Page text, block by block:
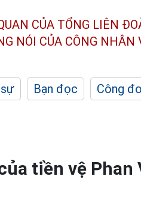
CỦA TỔNG LIÊN
NÓI CỦA CÔNG NHÂN
Bạn đọc Công
tiền vệ Phan